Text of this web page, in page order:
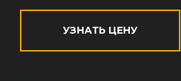
УЗНАТЬ ЦЕНУ